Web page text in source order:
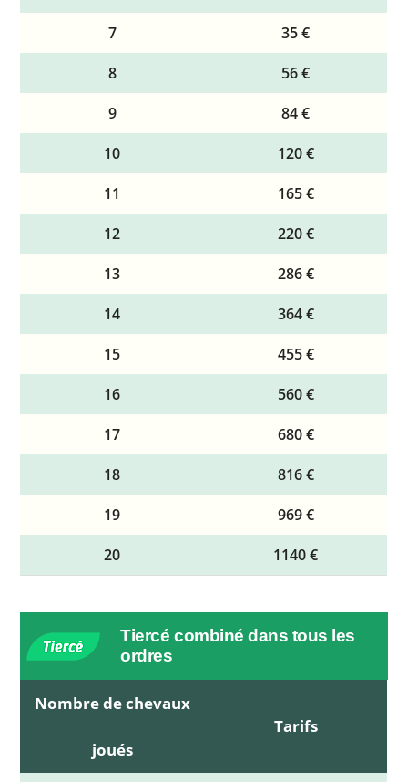
7
35 €
8
56 €
9
84 €
10
120 €
11
165 €
12
220 €
13
286 €
14
364 €
15
455 €
16
560 €
17
680 €
18
816 €
19
969 €
20
1140 €
Tiercé combiné dans tous les
ordres
Nombre de chevaux
joués
Tarifs